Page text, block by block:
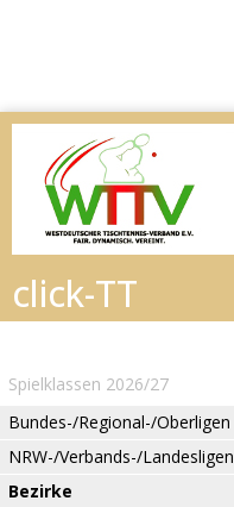
Spielklassen 2026/27
Bundes-/Regional-/Oberligen
NRW-/Verbands-/Landesligen
Bezirke